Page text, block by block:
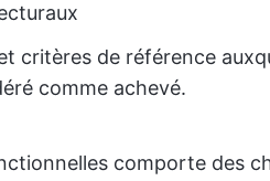
critères de référence
comme achevé.
comporte des